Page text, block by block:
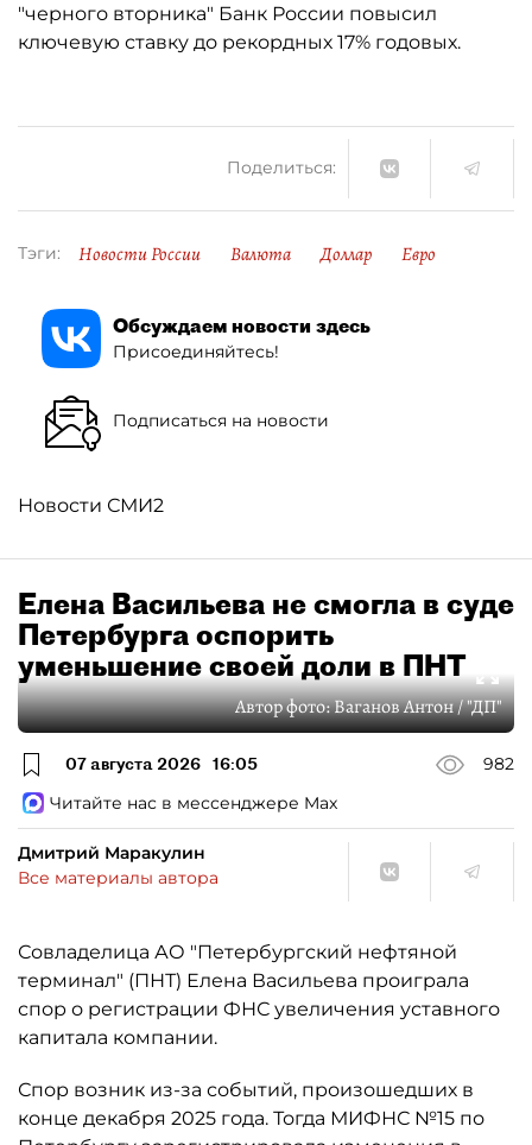
"черного вторника" Банк России повысил
ключевую ставку до рекордных 17% годовых.
Поделиться:
Тэги: Новости России Валюта Доллар Евро
Обсуждаем новости здесь
Присоединяйтесь!
Подписаться на новости
Новости СМИ2
Елена Васильева не смогла в суде
Петербурга оспорить
уменьшение своей доли в ПНТ
Автор фото:Ваганов Антон / "ДП"
07 августа 2026 16:05
982
Читайте нас в мессенджере Max
Дмитрий Маракулин
Все материалы автора
Совладелица АО "Петербургский нефтяной
терминал" (ПНТ) Елена Васильева проиграла
спор о регистрации ФНС увеличения уставного
капитала компании.
Спор возник из-за событий, произошедших в
конце декабря 2025 года. Тогда МИФНС №15 по